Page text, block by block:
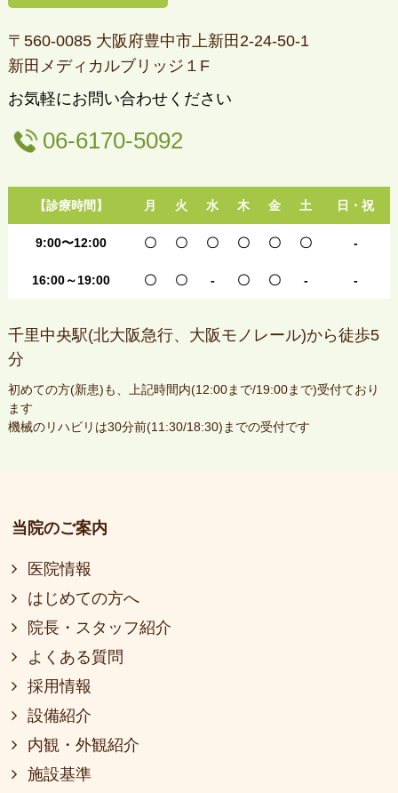
〒560-0085 大阪府豊中市上新田2-24-50-1
新田メディカルブリッジ１F
お気軽にお問い合わせください
06-6170-5092
【診療時間】 月 火 水 木 金 土 日・祝
9:00〜12:00 〇 〇 〇 〇 〇 〇 -
16:00～19:00 〇 〇 - 〇 〇 - -
千里中央駅(北大阪急行、大阪モノレール)から徒歩5
分
初めての方(新患)も、上記時間内(12:00まで/19:00まで)受付ており
ます
機械のリハビリは30分前(11:30/18:30)までの受付です
当院のご案内
医院情報
はじめての方へ
院長・スタッフ紹介
よくある質問
採用情報
設備紹介
内観・外観紹介
施設基準